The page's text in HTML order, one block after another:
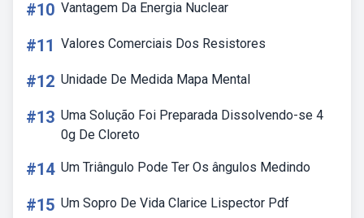
#10 Vantagem Da Energia Nuclear
#11 Valores Comerciais Dos Resistores
#12 Unidade De Medida Mapa Mental
#13 Uma Solução Foi Preparada Dissolvendo-se 4
0g De Cloreto
#14 Um Triângulo Pode Ter Os ângulos Medindo
#15 Um Sopro De Vida Clarice Lispector Pdf